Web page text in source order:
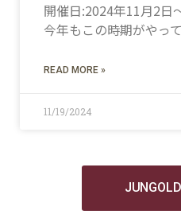
開催日:2024年11月2日
今年もこの時期がやっ
READ MORE »
11/19/2024